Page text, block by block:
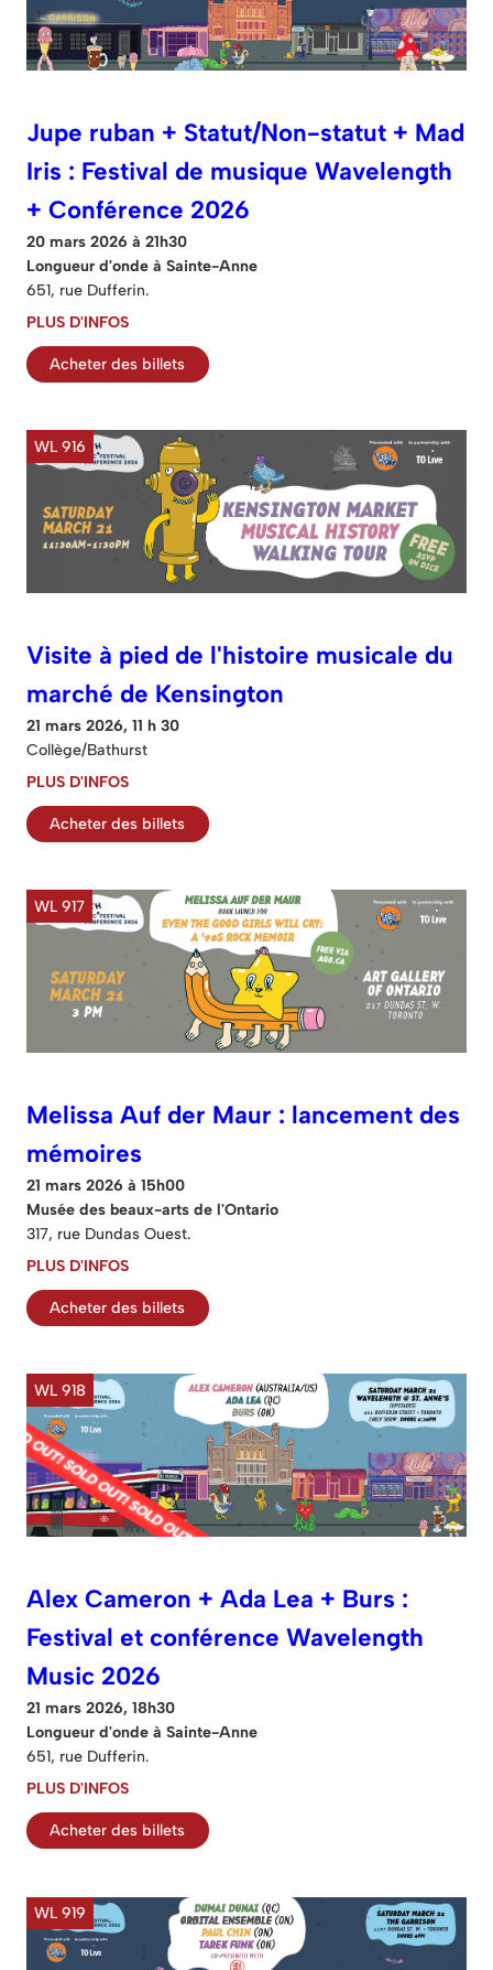
Jupe ruban + Statut/Non-statut + Mad
Iris : Festival de musique Wavelength
+ Conférence 2026
20 mars 2026 à 21h30
Longueur d'onde à Sainte-Anne
651, rue Dufferin.
PLUS D'INFOS
Acheter des billets
WL 916
Visite à pied de l'histoire musicale du
marché de Kensington
21 mars 2026, 11 h 30
Collège/Bathurst
PLUS D'INFOS
Acheter des billets
WL 917
Melissa Auf der Maur : lancement des
mémoires
21 mars 2026 à 15h00
Musée des beaux-arts de l'Ontario
317, rue Dundas Ouest.
PLUS D'INFOS
Acheter des billets
WL 918
Alex Cameron + Ada Lea + Burs :
Festival et conférence Wavelength
Music 2026
21 mars 2026, 18h30
Longueur d'onde à Sainte-Anne
651, rue Dufferin.
PLUS D'INFOS
Acheter des billets
WL 919